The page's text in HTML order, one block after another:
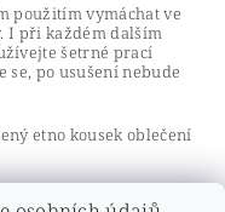
použitím vymáchat ve
I při každém dalším
šetrné prací
se, po usušení nebude
etno kousek oblečení